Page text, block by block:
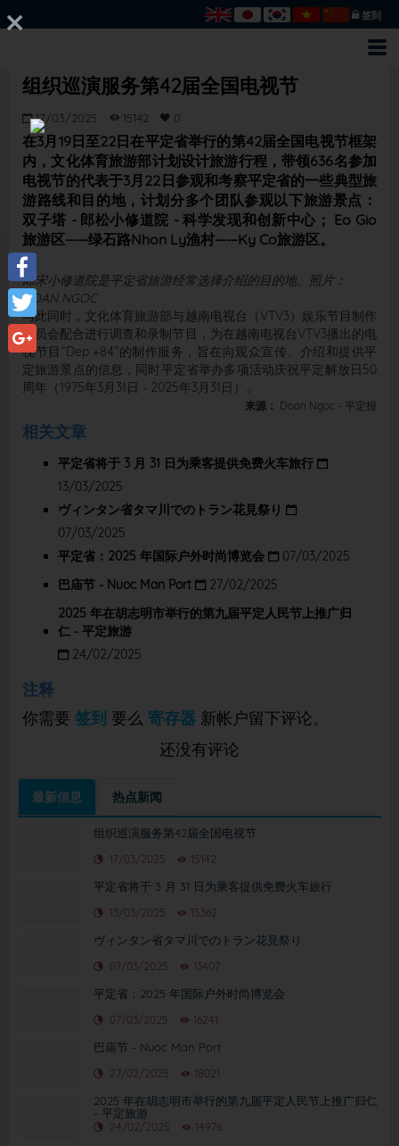
签到
Facebook
Twitter
Google+
组织巡演服务第42届全国电视节
17/03/2025 15142 0
在3月19日至22日在平定省举行的第42届全国电视节框架
内，文化体育旅游部计划设计旅游行程，带领636名参加
电视节的代表于3月22日参观和考察平定省的一些典型旅
游路线和目的地，计划分多个团队参观以下旅游景点：
双子塔 - 郎松小修道院 - 科学发现和创新中心； Eo Gio
旅游区——绿石路Nhon Ly渔村——Ky Co旅游区。
郎宋小修道院是平定省旅游经常选择介绍的目的地。照片：
DOAN NGOC
与此同时，文化体育旅游部与越南电视台（VTV3）娱乐节目制作
委员会配合进行调查和录制节目，为在越南电视台VTV3播出的电
视节目“Dep +84”的制作服务，旨在向观众宣传、介绍和提供平
定旅游景点的信息，同时平定省举办多项活动庆祝平定解放日50
周年（1975年3月31日 - 2025年3月31日）。
来源： Doan Ngoc - 平定报
相关文章
平定省将于 3 月 31 日为乘客提供免费火车旅行
13/03/2025
ヴィンタン省タマ川でのトラン花見祭り
07/03/2025
平定省：2025 年国际户外时尚博览会
07/03/2025
巴庙节 - Nuoc Man Port
27/02/2025
2025 年在胡志明市举行的第九届平定人民节上推广归
仁 - 平定旅游
24/02/2025
注释
你需要 签到 要么 寄存器 新帐户留下评论。
还没有评论
最新信息 热点新闻
组织巡演服务第42届全国电视节
17/03/2025 15142
平定省将于 3 月 31 日为乘客提供免费火车旅行
13/03/2025 15362
ヴィンタン省タマ川でのトラン花見祭り
07/03/2025 13407
平定省：2025 年国际户外时尚博览会
07/03/2025 16241
巴庙节 - Nuoc Man Port
27/02/2025 18021
2025 年在胡志明市举行的第九届平定人民节上推广归仁
- 平定旅游
24/02/2025 14976